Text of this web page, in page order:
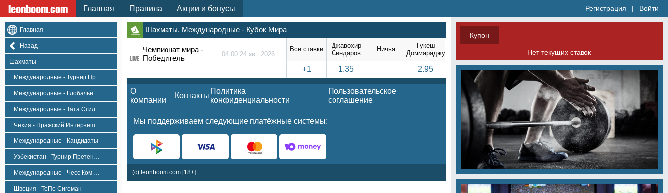
leonboom.com Главная Правила Акции и бонусы Регистрация | Войти
Главная
Назад
Шахматы
Международные - Турнир Претендентов
Международные - Глобальная Лига Шахмат
Международные - Тата Стил Мастерс
Чехия - Пражский Интернешнл Чесс Фестиваль. Мастерс.
Международные - Кандидаты
Узбекистан - Турнир Претенденток, Женщины
Международные - Чесс Ком Оупен
Швеция - ТеПе Сигеман
Шахматы. Международные - Кубок Мира
Чемпионат мира -
Победитель
04:00 24 авг. 2026
LIVE
Все ставки
Джавохир
Синдаров
Ничья
Гукеш
Доммараджу
+1 1.35 2.95
О
компании
Контакты
Политика
конфиденциальности
Пользовательское
соглашение
Мы поддерживаем следующие платёжные системы:
(c) leonboom.com [18+]
Купон
Нет текущих ставок